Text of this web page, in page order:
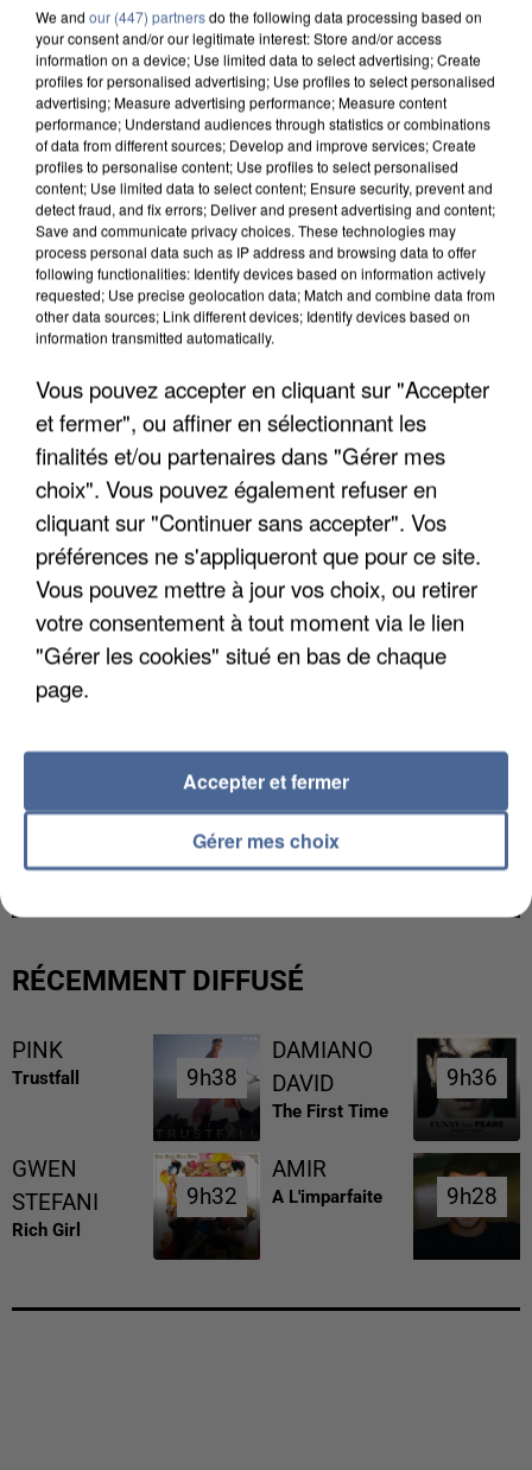
MAFIA INTERPELLÉ EN ALGÉRIE
UN SECOND CADRE DE LA DZ MAFIA
INTERPELLÉ EN ALGÉRIE
RÉCEMMENT DIFFUSÉ
PINK
Trustfall 9h38
9h38
DAMIANO
DAVID
The First Time
9h36
9h36
GWEN
STEFANI
Rich Girl
9h32
9h32
AMIR
A L'imparfaite 9h28
9h28
We and our (447) partnersdo the following data processing based on
your consent and/or our legitimate interest: Store and/or access
information on a device; Use limited data to select advertising; Create
profiles for personalised advertising; Use profiles to select personalised
advertising; Measure advertising performance; Measure content
performance; Understand audiences through statistics or combinations
of data from different sources; Develop and improve services; Create
profiles to personalise content; Use profiles to select personalised
content; Use limited data to select content; Ensure security, prevent and
detect fraud, and fix errors; Deliver and present advertising and content;
Save and communicate privacy choices. These technologies may
process personal data such as IP address and browsing data to offer
following functionalities: Identify devices based on information actively
requested; Use precise geolocation data; Match and combine data from
other data sources; Link different devices; Identify devices based on
information transmitted automatically.
Vous pouvez accepter en cliquant sur "Accepter
et fermer", ou affiner en sélectionnant les
finalités et/ou partenaires dans "Gérer mes
choix". Vous pouvez également refuser en
cliquant sur "Continuer sans accepter". Vos
préférences ne s'appliqueront que pour ce site.
Vous pouvez mettre à jour vos choix, ou retirer
votre consentement à tout moment via le lien
"Gérer les cookies" situé en bas de chaque
page.
Gérer mes choix
Accepter et fermer